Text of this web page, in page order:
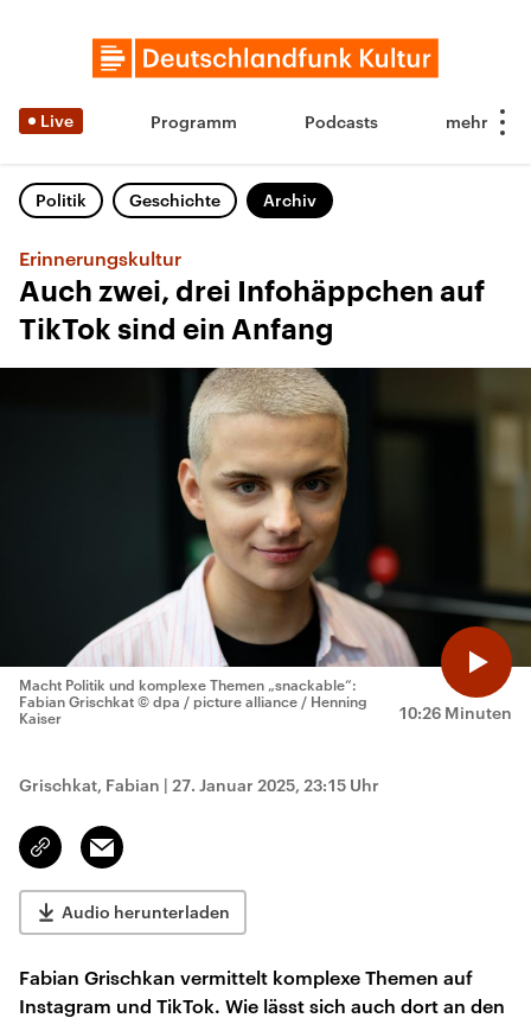
Live Programm Podcasts
Politik Geschichte Archiv
Erinnerungskultur
Auch zwei, drei Infohäppchen auf
TikTok sind ein Anfang
10:26 Minuten
Macht Politik und komplexe Themen „snackable“:
Fabian Grischkat © dpa / picture alliance / Henning
Kaiser
Grischkat, Fabian | 27. Januar 2025, 23:15 Uhr
Link
kopieren/teilen
Email
Audio herunterladen
Fabian Grischkan vermittelt komplexe Themen auf
Instagram und TikTok. Wie lässt sich auch dort an den